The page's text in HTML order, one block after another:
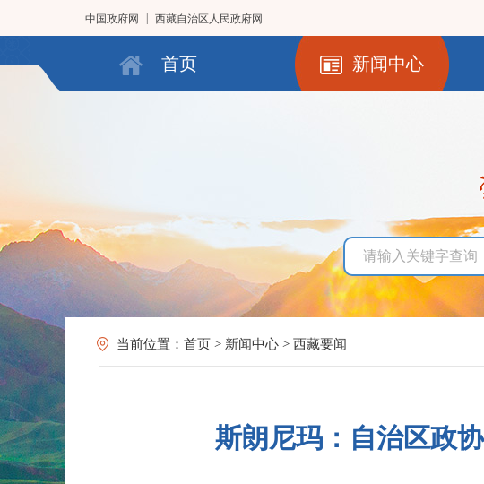
中国政府网 西藏自治区人民政府网
首页 新闻中心
当前位置： 首页 > 新闻中心 > 西藏要闻
斯朗尼玛：自治区政